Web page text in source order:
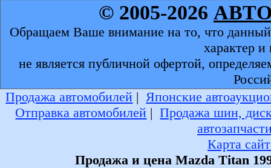
© 2005-2026
Обращаем Ваше внимание на то, что
характер
не является публичной офертой,
Продажа автомобилей | Японские
Отправка автомобилей |Продажа шин,
Карта
Продажа и цена Mazda Titan